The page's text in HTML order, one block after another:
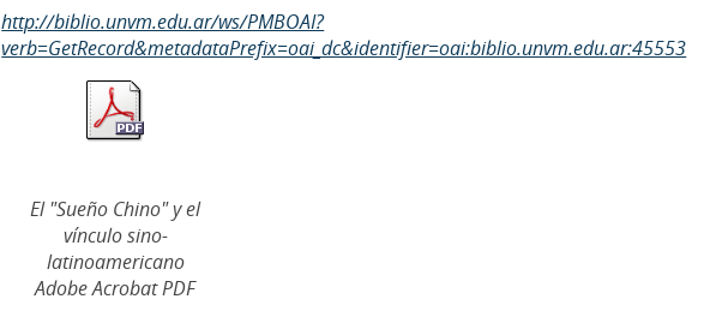
http://biblio.unvm.edu.ar/ws/PMBOAI?
verb=GetRecord&metadataPrefix=oai_dc&identifier=oai:biblio.unvm.edu.ar:45553
El "Sueño Chino" y el
vínculo sino-
latinoamericano
Adobe Acrobat PDF